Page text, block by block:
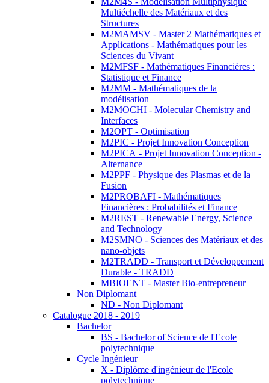
Multiéchelle des Matériaux et des
Structures
M2MAMSV - Master 2 Mathématiques et
Applications - Mathématiques pour les
Sciences du Vivant
M2MFSF - Mathématiques Financières :
Statistique et Finance
M2MM - Mathématiques de la
modélisation
M2MOCHI - Molecular Chemistry and
Interfaces
M2OPT - Optimisation
M2PIC - Projet Innovation Conception
M2PICA - Projet Innovation Conception -
Alternance
M2PPF - Physique des Plasmas et de la
Fusion
M2PROBAFI - Mathématiques
Financières : Probabilités et Finance
M2REST - Renewable Energy, Science
and Technology
M2SMNO - Sciences des Matériaux et des
nano-objets
M2TRADD - Transport et Développement
Durable - TRADD
MBIOENT - Master Bio-entrepreneur
Non Diplomant
ND - Non Diplomant
Catalogue 2018 - 2019
Bachelor
BS - Bachelor of Science de l'Ecole
polytechnique
Cycle Ingénieur
X - Diplôme d'ingénieur de l'Ecole
polytechnique